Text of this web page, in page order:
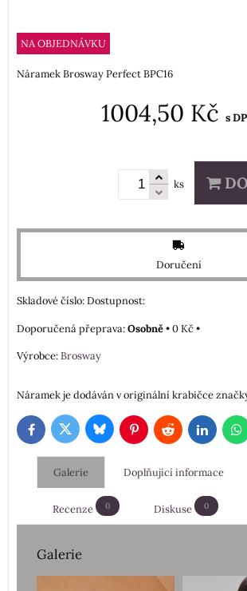
NA OBJEDNÁVKU
Náramek Brosway Perfect BPC16
1004,50 Kč s
ks
Doručení
Skladové číslo:Dostupnost:
Osobně•0 Kč•
Výrobce:Brosway
Náramek je dodáván v originální krabičce
FacebookTwitterBlueskyPinterestRedditLinkedIn
Galerie Doplňující informace
Recenze 0 Diskuse 0
Galerie